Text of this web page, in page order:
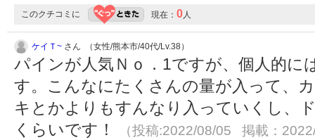
このクチコミに 現在： 0人
ケイＴ~ さん （女性/熊本市/40代/Lv.38）
パインが人気Ｎｏ．1ですが、個人的に
す。こんなにたくさんの量が入って、
キとかよりもすんなり入っていくし、
くらいです！
（投稿:2022/08/05 掲載：